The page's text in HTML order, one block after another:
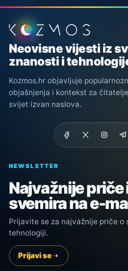
Podnožje stranice
Neovisne vijesti iz
znanosti i
Kozmos.hr objavljuje
objašnjenja i kontekst za
svijet izvan naslova.
NEWSLETTER
Najvažnije priče
svemira na e-
Prijavite se za najvažnije priče o
tehnologiji.
Prijavi se